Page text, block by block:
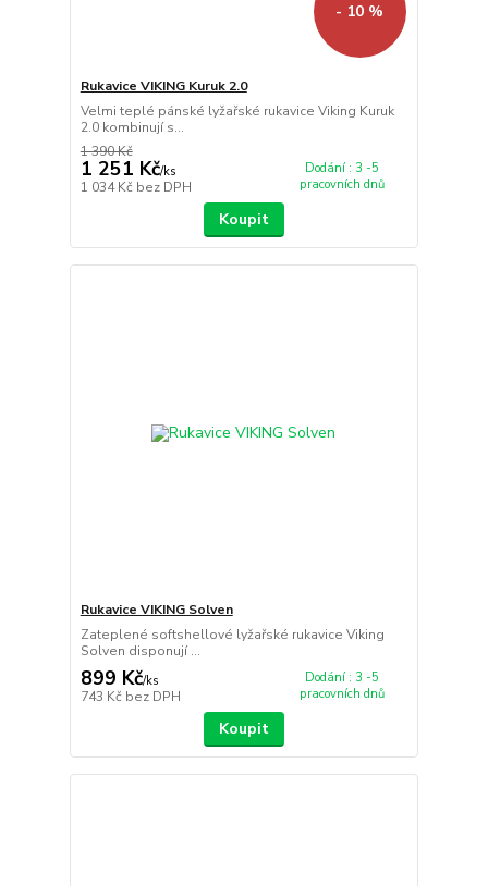
- 10 %
Rukavice VIKING Kuruk 2.0
Velmi teplé pánské lyžařské rukavice Viking Kuruk
2.0 kombinují s...
1 390 Kč
1 251 Kč/ks
1 034 Kč bez DPH
Dodání : 3 -5
pracovních dnů
Koupit
Rukavice VIKING Solven
Zateplené softshellové lyžařské rukavice Viking
Solven disponují ...
899 Kč/ks
743 Kč bez DPH
Dodání : 3 -5
pracovních dnů
Koupit